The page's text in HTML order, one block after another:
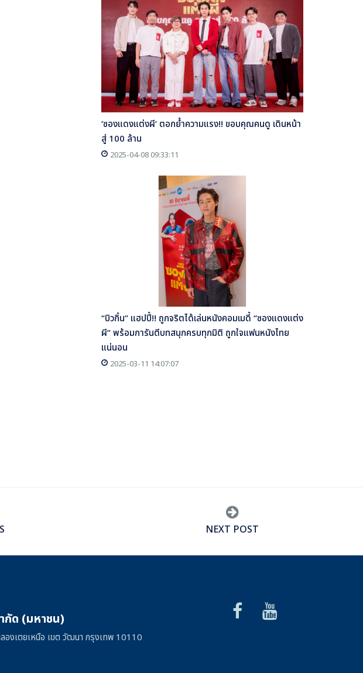
‘ซองแดงแต่งผี’ ตอกย้ำความแรง!! ขอบคุณคนดู เดินหน้า
สู่ 100 ล้าน
2025-04-08 09:33:11
“บิวกิ้น” แฮปปี้!! ถูกจริตได้เล่นหนังคอมเมดี้ “ซองแดงแต่ง
ผี” พร้อมการันตีบทสนุกครบทุกมิติ ถูกใจแฟนหนังไทย
แน่นอน
2025-03-11 14:07:07
NEXT POST
กัด (มหาชน)
องเตยเหนือ เขต วัฒนา กรุงเทพ 10110